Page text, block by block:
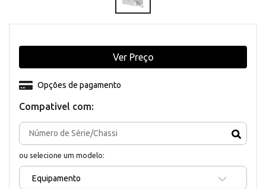
Compativel com:
ou selecione um modelo:
Equipamento
Opções de pagamento
Ver Preço